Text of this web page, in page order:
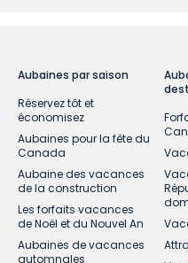
Aubaines par saison
Réservez tôt et
économisez
Aubaines pour la fête du
Canada
Aubaine des vacances
de la construction
Les forfaits vacances
de Noël et du Nouvel An
Aubaines de vacances
automnales